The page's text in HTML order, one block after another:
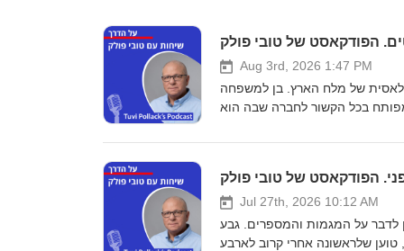
Aug 3rd, 2026 1:47 PM
של מלח הארץ. בן למשפחה
בכל הקשור לחברה שבה הוא
פעילים (במידה) מאחורי הקלעים,
הגיע לסוף דרכו. הוא לא מופתע
עצמן מלבות את הדה-לגיטימציה
כמעט זניח ובהחלט מבין (גם
אינן ברורות ואפילו רשימה של
Jul 27th, 2026 10:12 AM
לדבר על המגמות והמספרים. גבע
טוען שלראשונה אחרי קרוב לארבע